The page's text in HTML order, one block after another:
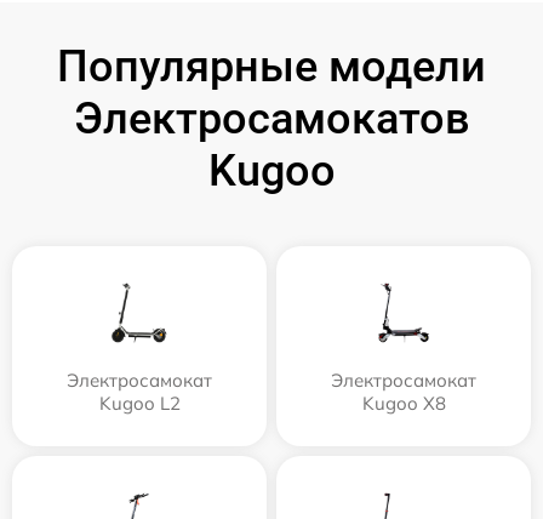
Популярные модели
Электросамокатов
Kugoo
Электросамокат
Kugoo L2
Электросамокат
Kugoo X8